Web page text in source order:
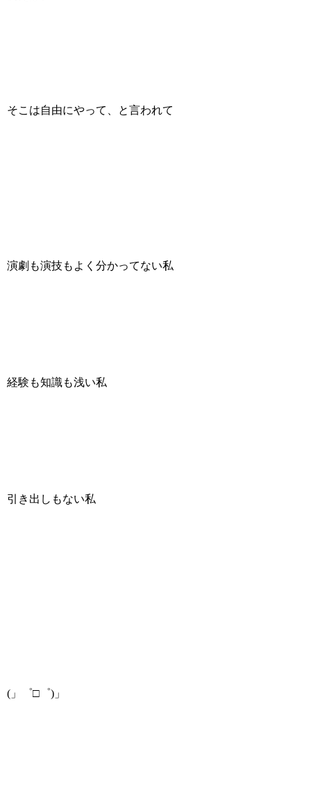
そこは自由にやって、と言われて
演劇も演技もよく分かってない私
経験も知識も浅い私
引き出しもない私
(」゜□゜)」